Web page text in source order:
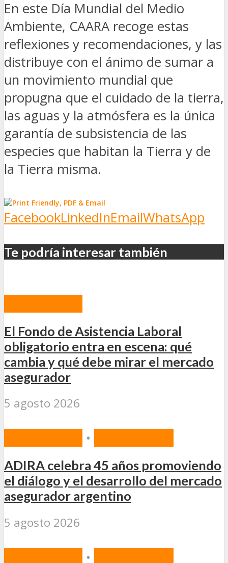
En este Día Mundial del Medio
Ambiente, CAARA recoge estas
reflexiones y recomendaciones, y las
distribuye con el ánimo de sumar a
un movimiento mundial que
propugna que el cuidado de la tierra,
las aguas y la atmósfera es la única
garantía de subsistencia de las
especies que habitan la Tierra y de
la Tierra misma.
FacebookLinkedInEmailWhatsApp
Te podría interesar también
El Fondo de Asistencia Laboral
obligatorio entra en escena: qué
cambia y qué debe mirar el mercado
asegurador
5 agosto 2026
•
ADIRA celebra 45 años promoviendo
el diálogo y el desarrollo del mercado
asegurador argentino
5 agosto 2026
•